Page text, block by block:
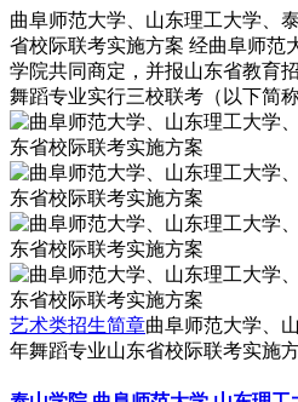
曲阜师范大学、山东理工大学、
省校际联考实施方案 经曲阜师范
学院共同商定，并报山东省教育
舞蹈专业实行三校联考（以下简
艺术类招生简章曲阜师范大学、
年舞蹈专业山东省校际联考实施